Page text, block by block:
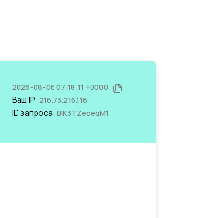
2026-08-06 07:18:11 +0000
Ваш IP: 216.73.216.116
ID запроса: BIK3TZeoeqM1